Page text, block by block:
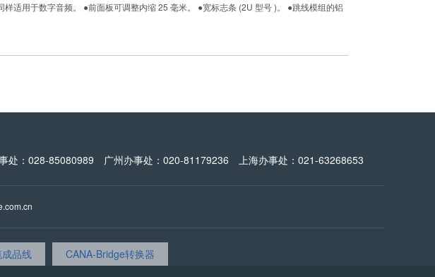
适用于数字音频。 ●前面板可调整内缩 25 毫米。 ●宽标志条 (2U 型号 )。 ●跳线模组的铝
处：028-85080989 广州办事处：020-81179236 上海办事处：021-63268653
品线 CANA-Bridge转换器